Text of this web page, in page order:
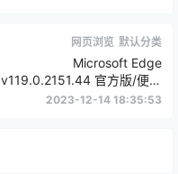
网页浏览 默认分类
Microsoft Edge
v119.0.2151.44 官方版/便携
版
2023-12-14 18:35:53